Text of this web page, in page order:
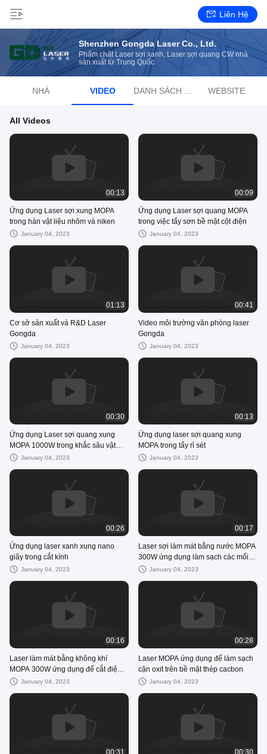
Liên Hệ
Shenzhen Gongda Laser Co., Ltd.
Phẩm chất Laser sợi xanh, Laser sợi quang CW nhà
sản xuất từ ​​Trung Quốc
NHÀ VIDEO WEBSITE
All Videos
00:13
Ứng dụng Laser sợi xung MOPA
trong hàn vật liệu nhôm và niken
January 04, 2023
00:09
Ứng dụng Laser sợi quang MOPA
trong việc tẩy sơn bề mặt cột điện
January 04, 2023
01:13
Cơ sở sản xuất và R&D Laser
Gongda
January 04, 2023
00:41
Video môi trường văn phòng laser
Gongda
January 04, 2023
00:30
Ứng dụng Laser sợi quang xung
MOPA 1000W trong khắc sâu vật
liệu bán dẫn Xe silicon
January 04, 2023
00:13
Ứng dụng laser sợi quang xung
MOPA trong tẩy rỉ sét
January 04, 2023
00:26
Ứng dụng laser xanh xung nano
giây trong cắt kính
January 04, 2023
00:17
Laser sợi làm mát bằng nước MOPA
300W ứng dụng làm sạch các mối
hàn ắc quy hình trụ
January 04, 2023
00:16
Laser làm mát bằng không khí
MOPA 300W ứng dụng để cắt điện
cực pin lithium
January 04, 2023
00:28
Laser MOPA ứng dụng để làm sạch
cặn oxit trên bề mặt thép cacbon
January 04, 2023
00:31 00:30